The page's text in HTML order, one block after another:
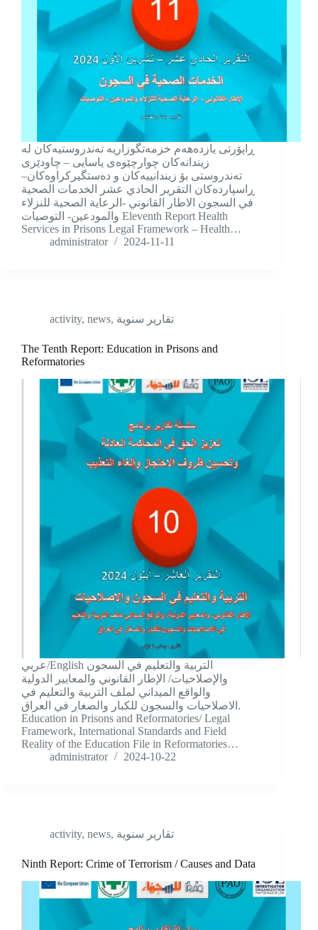
ڕاپۆرتی یازدەهەم خزمەتگوزاریە تەندروستیەکان لە
زیندانەکان چوارچێوەی یاسایی – چاودێری
تەندروستی بۆ زیندانییەکان و دەستگیرکراوەکان–
ڕاسپاردەکان التقرير الحادي عشر الخدمات الصحية
في السجون الاطار القانوني -الرعاية الصحية للنزلاء
والمودعين- التوصيات Eleventh Report Health
Services in Prisons Legal Framework – Health…
administrator
2024-11-11
activity, news, تقارير سنوية
The Tenth Report: Education in Prisons and
Reformatories
عربي/English التربية والتعليم في السجون
والإصلاحيات/ الإطار القانوني والمعايير الدولية
والواقع الميداني لملف التربية والتعليم في
الاصلاحيات والسجون للكبار والصغار في العراق.
Education in Prisons and Reformatories/ Legal
Framework, International Standards and Field
Reality of the Education File in Reformatories…
administrator
2024-10-22
activity, news, تقارير سنوية
Ninth Report: Crime of Terrorism / Causes and Data